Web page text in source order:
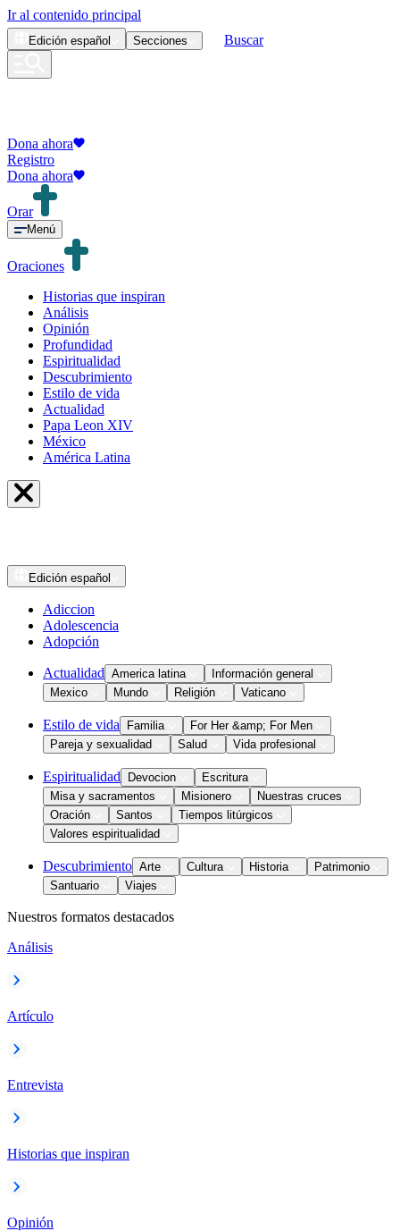
Ir al contenido principal
Edición español Secciones Buscar
Dona ahora
Registro
Dona ahora
Orar
Menú
Oraciones
Historias que inspiran
Análisis
Opinión
Profundidad
Espiritualidad
Descubrimiento
Estilo de vida
Actualidad
Papa Leon XIV
México
América Latina
Edición español
Adiccion
Adolescencia
Adopción
Actualidad America latina
Información general
Mexico
Mundo Religión Vaticano
Estilo de vida Familia
For Her &amp; For Men
Pareja y sexualidad
Salud Vida profesional
Espiritualidad Devocion
Escritura
Misa y sacramentos
Misionero
Nuestras cruces
Oración
Santos
Tiempos litúrgicos
Valores espiritualidad
Descubrimiento Arte Cultura Historia
Patrimonio
Santuario
Viajes
Nuestros formatos destacados
Análisis
Artículo
Entrevista
Historias que inspiran
Opinión